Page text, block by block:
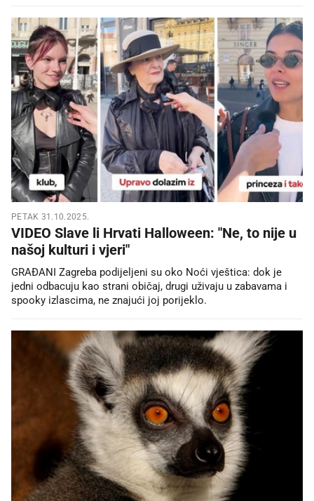
PETAK 31.10.2025.
VIDEO Slave li Hrvati Halloween: "Ne, to nije u
našoj kulturi i vjeri"
GRAĐANI Zagreba podijeljeni su oko Noći vještica: dok je
jedni odbacuju kao strani običaj, drugi uživaju u zabavama i
spooky izlascima, ne znajući joj porijeklo.